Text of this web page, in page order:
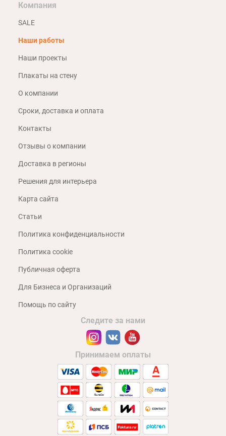
Компания
SALE
Наши работы
Наши проекты
Плакаты на стену
О компании
Сроки, доставка и оплата
Контакты
Отзывы о компании
Доставка в регионы
Решения для интерьера
Карта сайта
Статьи
Политика конфиденциальности
Политика cookie
Публичная оферта
Для Бизнеса и Организаций
Помощь по сайту
Следите за нами
Принимаем оплаты